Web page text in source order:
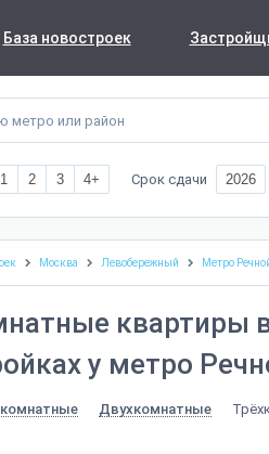
База новостроек
1 2 3 4+ Срок сдачи 2026
Москва Левобережный Метро
квартиры
у метро
Двухкомнатные